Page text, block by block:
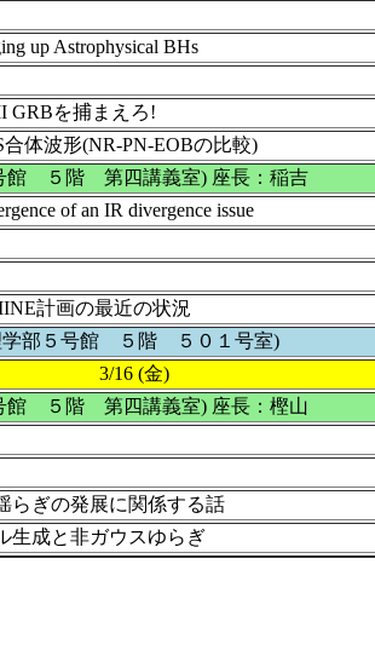
up Astrophysical BHs
GRBを捕まえろ!
合体波形(NR-PN-EOBの比較)
館 ５階 第四講義室) 座長：稲吉
of an IR divergence issue
計画の最近の状況
学部５号館 ５階 ５０１号室)
3/16 (金)
館 ５階 第四講義室) 座長：樫山
らぎの発展に関係する話
生成と非ガウスゆらぎ